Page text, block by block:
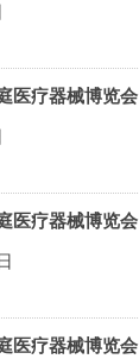
医疗器械博览会
医疗器械博览会
医疗器械博览会